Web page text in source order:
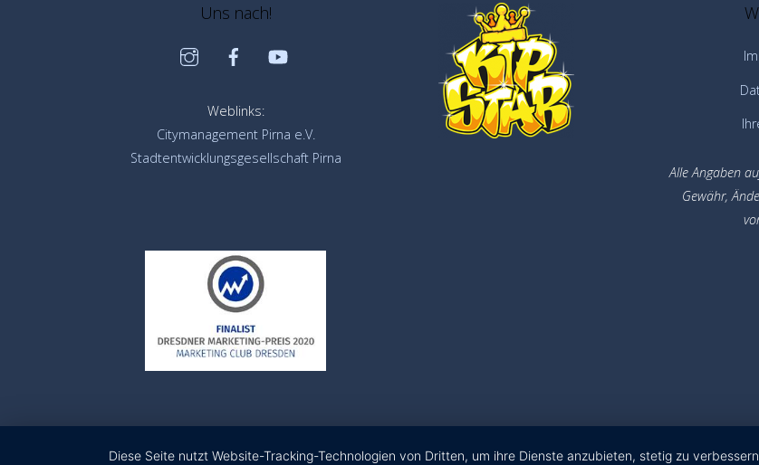
Uns nach!
Instagram
Weblinks:
Citymanagement Pirna e.V.
Stadtentwicklungsgesellschaft Pirna
Alle Angaben
Gewähr,
Diese Seite nutzt Website-Tracking-Technologien von Dritten, um ihre Dienste anzubieten, stetig zu